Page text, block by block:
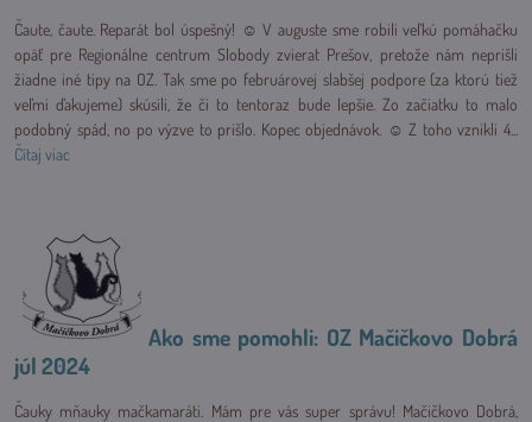
Čaute, čaute. Reparát bol úspešný! ☺ V auguste sme robili veľkú pomáhačku
opäť pre Regionálne centrum Slobody zvierat Prešov, pretože nám neprišli
žiadne iné tipy na OZ. Tak sme po februárovej slabšej podpore (za ktorú tiež
veľmi ďakujeme) skúsili, že či to tentoraz bude lepšie. Zo začiatku to malo
podobný spád, no po výzve to prišlo. Kopec objednávok. ☺ Z toho vznikli 4...
Čítaj viac
Ako sme pomohli: OZ Mačičkovo Dobrá
júl 2024
Čauky mňauky mačkamaráti. Mám pre vás super správu! Mačičkovo Dobrá,